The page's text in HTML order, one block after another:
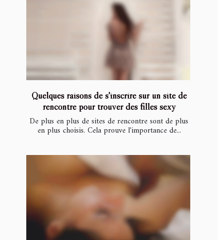
Quelques raisons de s'inscrire sur un site de
rencontre pour trouver des filles sexy
De plus en plus de sites de rencontre sont de plus
en plus choisis. Cela prouve l'importance de...